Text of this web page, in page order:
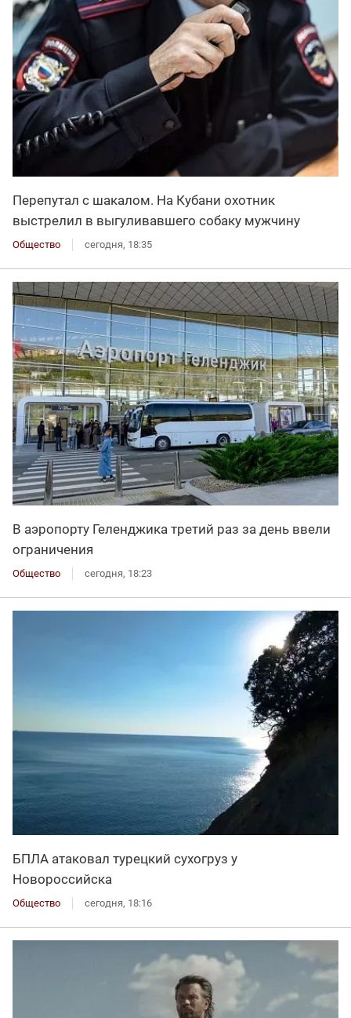
Перепутал с шакалом. На Кубани охотник
выстрелил в выгуливавшего собаку мужчину
Общество сегодня, 18:35
В аэропорту Геленджика третий раз за день ввели
ограничения
Общество сегодня, 18:23
БПЛА атаковал турецкий сухогруз у
Новороссийска
Общество сегодня, 18:16